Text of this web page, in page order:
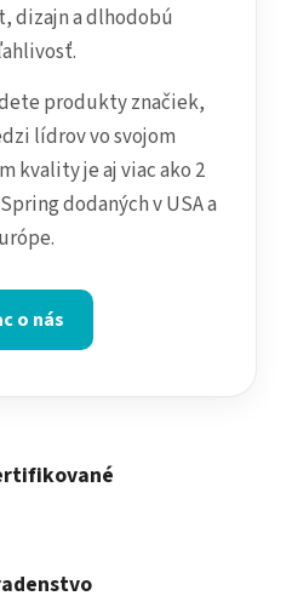
dizajn a dlhodobú
produkty značiek,
lídrov vo svojom
kvality je aj viac ako 2
dodaných v USA a
o nás